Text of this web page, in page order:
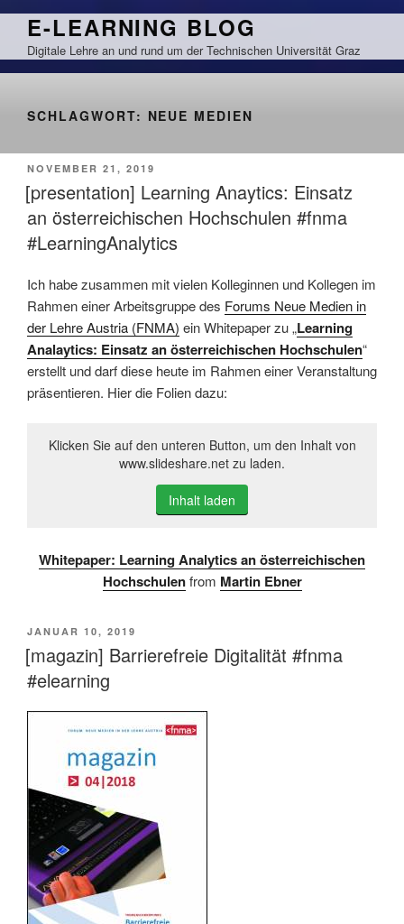
Zum
springen
E-LEARNING BLOG
Digitale Lehre an und rund um der Technischen Universität Graz
SCHLAGWORT: NEUE MEDIEN
VERÖFFENTLICHT
AM
NOVEMBER 21, 2019
[presentation] Learning Anaytics: Einsatz
an österreichischen Hochschulen #fnma
#LearningAnalytics
Ich habe zusammen mit vielen Kolleginnen und Kollegen im
Rahmen einer Arbeitsgruppe des Forums Neue Medien in
der Lehre Austria (FNMA) ein Whitepaper zu „Learning
Analaytics: Einsatz an österreichischen Hochschulen“
erstellt und darf diese heute im Rahmen einer Veranstaltung
präsentieren. Hier die Folien dazu:
Klicken Sie auf den unteren Button, um den Inhalt von
www.slideshare.net zu laden.
Inhalt laden
Whitepaper: Learning Analytics an österreichischen
Hochschulen from Martin Ebner
VERÖFFENTLICHT
AM
JANUAR 10, 2019
[magazin] Barrierefreie Digitalität #fnma
#elearning